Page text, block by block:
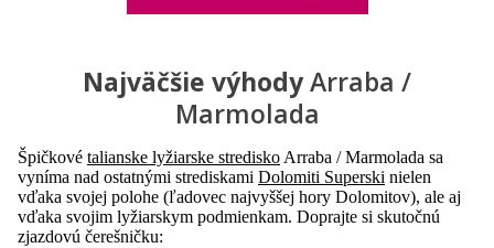
Najväčšie výhodyArraba /
Marmolada
Špičkové talianske lyžiarske stredisko Arraba / Marmolada sa
vyníma nad ostatnými strediskami Dolomiti Superski nielen
vďaka svojej polohe (ľadovec najvyššej hory Dolomitov), ale aj
vďaka svojim lyžiarskym podmienkam. Doprajte si skutočnú
zjazdovú čerešničku: